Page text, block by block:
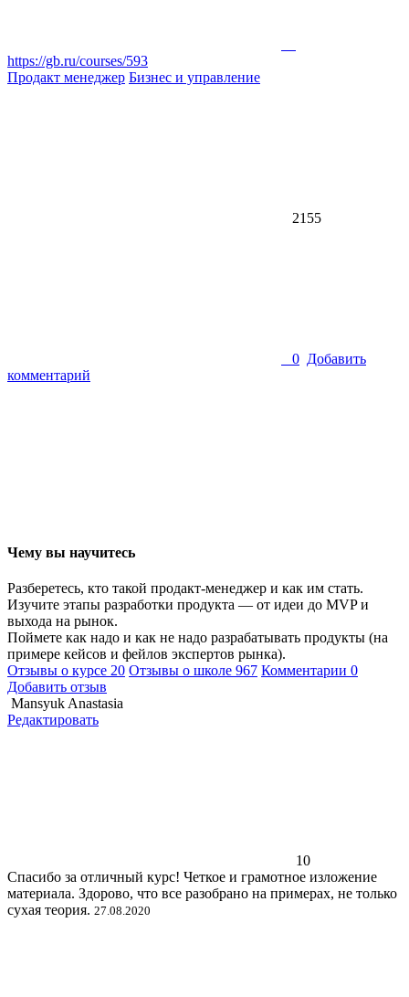
https://gb.ru/courses/593
Продакт менеджер Бизнес и управление
2155
0 Добавить
комментарий
Чему вы научитесь
Разберетесь, кто такой продакт-менеджер и как им стать.
Изучите этапы разработки продукта — от идеи до MVP и
выхода на рынок.
Поймете как надо и как не надо разрабатывать продукты (на
примере кейсов и фейлов экспертов рынка).
Отзывы о курсе 20 Отзывы о школе 967 Комментарии 0
Добавить отзыв
Mansyuk Anastasia
Редактировать
10
Спасибо за отличный курс! Четкое и грамотное изложение
материала. Здорово, что все разобрано на примерах, не только
сухая теория. 27.08.2020